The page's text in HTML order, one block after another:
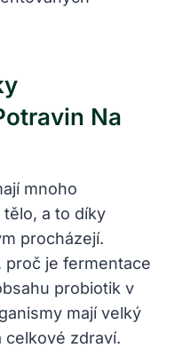
Na
mnoho
a to díky
procházejí.
proč je fermentace
probiotik v
mají velký
celkové zdraví.